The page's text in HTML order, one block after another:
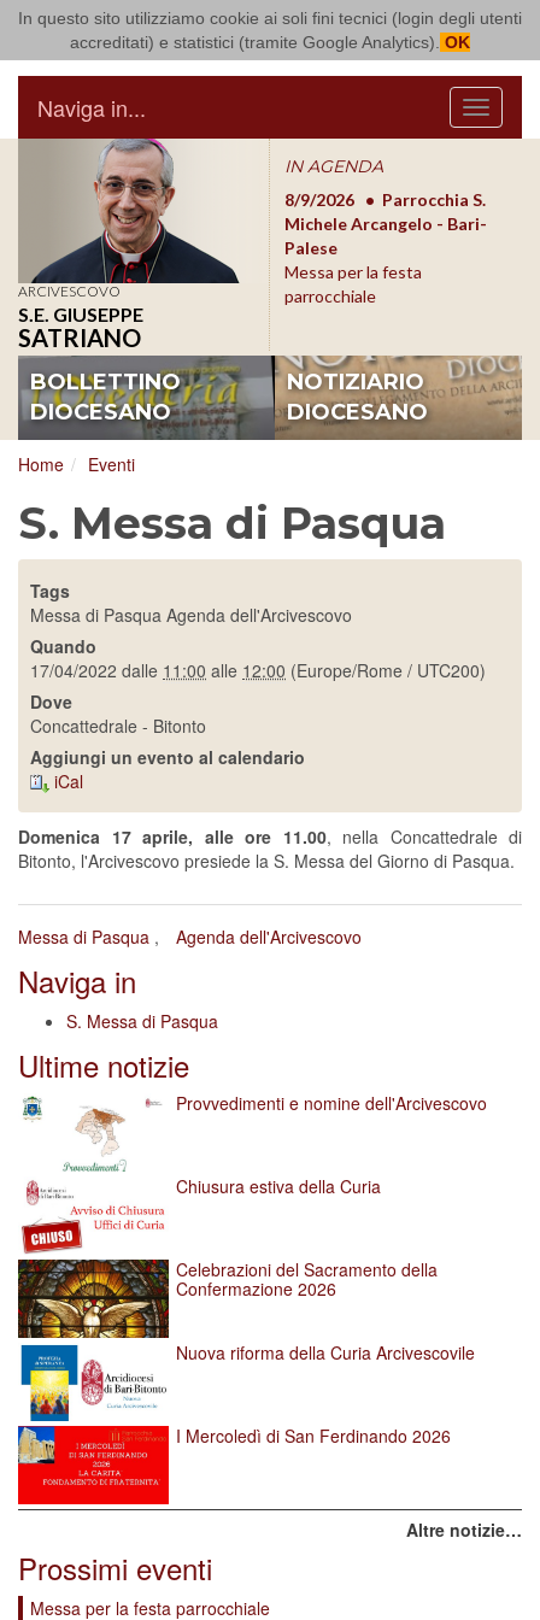
In questo sito utilizziamo cookie ai soli fini tecnici (login degli utenti
accreditati) e statistici (tramite Google Analytics). OK
Arcidiocesi di Bari Bitonto
Menu
Naviga in...
ARCIVESCOVO
S.E. GIUSEPPE
SATRIANO
IN AGENDA
8/17/2026
Conversano
Conferenza Episcopale
Pugliese
8/9/2026
Parrocchia S.
Michele Arcangelo - Bari-
Palese
Messa per la festa
parrocchiale
BOLLETTINO
DIOCESANO
NOTIZIARIO
DIOCESANO
Home Eventi
S. Messa di Pasqua
Tags
Messa di Pasqua Agenda dell'Arcivescovo
Quando
17/04/2022 dalle 11:00 alle 12:00 (Europe/Rome / UTC200)
Dove
Concattedrale - Bitonto
Aggiungi un evento al calendario
iCal
Domenica 17 aprile, alle ore 11.00, nella Concattedrale di
Bitonto, l'Arcivescovo presiede la S. Messa del Giorno di Pasqua.
Messa di Pasqua Agenda dell'Arcivescovo
Naviga in
S. Messa di Pasqua
Ultime notizie
Provvedimenti e nomine dell'Arcivescovo
Chiusura estiva della Curia
Celebrazioni del Sacramento della
Confermazione 2026
Nuova riforma della Curia Arcivescovile
I Mercoledì di San Ferdinando 2026
Altre notizie…
Prossimi eventi
Messa per la festa parrocchiale